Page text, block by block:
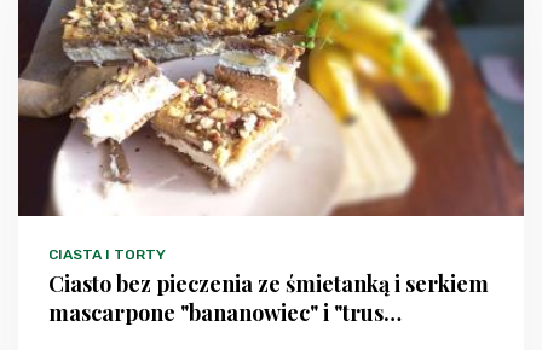
CIASTA I TORTY
Ciasto bez pieczenia ze śmietanką i serkiem
mascarpone "bananowiec" i "trus…